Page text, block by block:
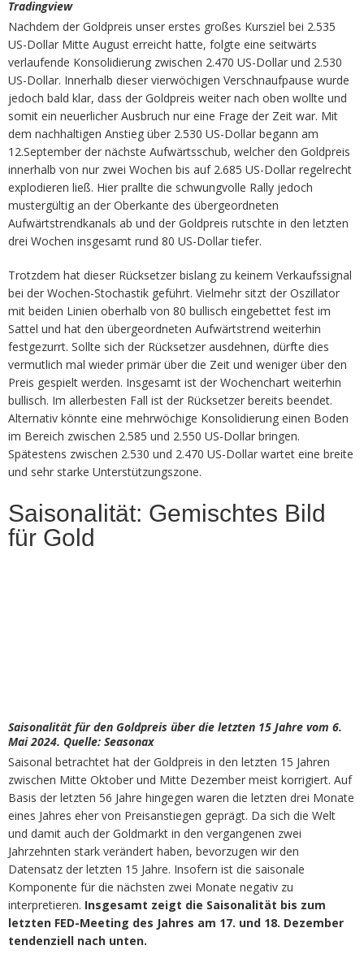
Tradingview
Nachdem der Goldpreis unser erstes großes Kursziel bei 2.535
US-Dollar Mitte August erreicht hatte, folgte eine seitwärts
verlaufende Konsolidierung zwischen 2.470 US-Dollar und 2.530
US-Dollar. Innerhalb dieser vierwöchigen Verschnaufpause wurde
jedoch bald klar, dass der Goldpreis weiter nach oben wollte und
somit ein neuerlicher Ausbruch nur eine Frage der Zeit war. Mit
dem nachhaltigen Anstieg über 2.530 US-Dollar begann am
12.September der nächste Aufwärtsschub, welcher den Goldpreis
innerhalb von nur zwei Wochen bis auf 2.685 US-Dollar regelrecht
explodieren ließ. Hier prallte die schwungvolle Rally jedoch
mustergültig an der Oberkante des übergeordneten
Aufwärtstrendkanals ab und der Goldpreis rutschte in den letzten
drei Wochen insgesamt rund 80 US-Dollar tiefer.
Trotzdem hat dieser Rücksetzer bislang zu keinem Verkaufssignal
bei der Wochen-Stochastik geführt. Vielmehr sitzt der Oszillator
mit beiden Linien oberhalb von 80 bullisch eingebettet fest im
Sattel und hat den übergeordneten Aufwärtstrend weiterhin
festgezurrt. Sollte sich der Rücksetzer ausdehnen, dürfte dies
vermutlich mal wieder primär über die Zeit und weniger über den
Preis gespielt werden. Insgesamt ist der Wochenchart weiterhin
bullisch. Im allerbesten Fall ist der Rücksetzer bereits beendet.
Alternativ könnte eine mehrwöchige Konsolidierung einen Boden
im Bereich zwischen 2.585 und 2.550 US-Dollar bringen.
Spätestens zwischen 2.530 und 2.470 US-Dollar wartet eine breite
und sehr starke Unterstützungszone.
Saisonalität: Gemischtes Bild
für Gold
Saisonalität für den Goldpreis über die letzten 15 Jahre vom 6.
Mai 2024. Quelle: Seasonax
Saisonal betrachtet hat der Goldpreis in den letzten 15 Jahren
zwischen Mitte Oktober und Mitte Dezember meist korrigiert. Auf
Basis der letzten 56 Jahre hingegen waren die letzten drei Monate
eines Jahres eher von Preisanstiegen geprägt. Da sich die Welt
und damit auch der Goldmarkt in den vergangenen zwei
Jahrzehnten stark verändert haben, bevorzugen wir den
Datensatz der letzten 15 Jahre. Insofern ist die saisonale
Komponente für die nächsten zwei Monate negativ zu
interpretieren. Insgesamt zeigt die Saisonalität bis zum
letzten FED-Meeting des Jahres am 17. und 18. Dezember
tendenziell nach unten.